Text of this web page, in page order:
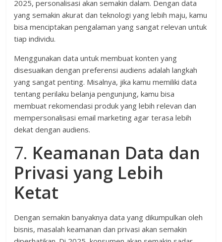
2025, personalisasi akan semakin dalam. Dengan data
yang semakin akurat dan teknologi yang lebih maju, kamu
bisa menciptakan pengalaman yang sangat relevan untuk
tiap individu.
Menggunakan data untuk membuat konten yang
disesuaikan dengan preferensi audiens adalah langkah
yang sangat penting. Misalnya, jika kamu memiliki data
tentang perilaku belanja pengunjung, kamu bisa
membuat rekomendasi produk yang lebih relevan dan
mempersonalisasi email marketing agar terasa lebih
dekat dengan audiens.
7. Keamanan Data dan
Privasi yang Lebih
Ketat
Dengan semakin banyaknya data yang dikumpulkan oleh
bisnis, masalah keamanan dan privasi akan semakin